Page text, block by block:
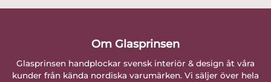
Om Glasprinsen
Glasprinsen handplockar svensk interiör & design åt våra
kunder från kända nordiska varumärken. Vi säljer över hela